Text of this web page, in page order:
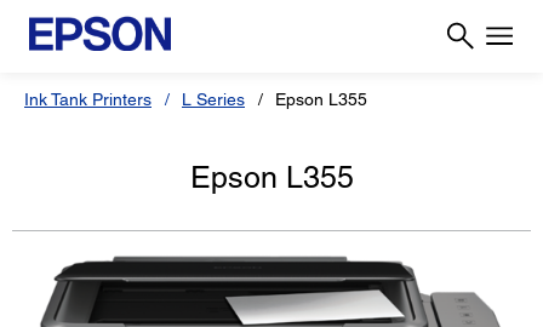
Ink Tank Printers L Series Epson L355
Epson L355